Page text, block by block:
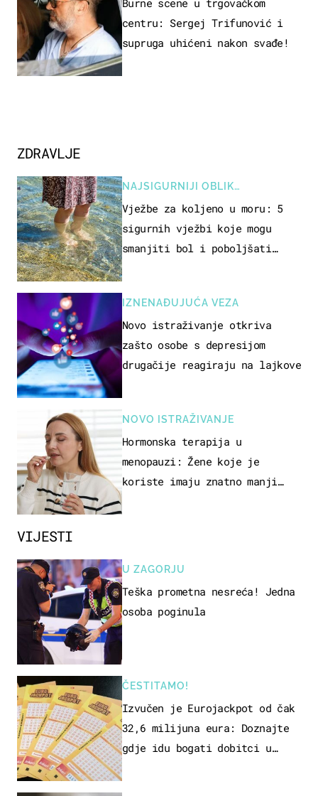
VIJESTI
U ZAGORJU
Teška prometna nesreća! Jedna
osoba poginula
ČESTITAMO!
Izvučen je Eurojackpot od čak
32,6 milijuna eura: Doznajte
gdje idu bogati dobitci u
centru: Sergej Trifunović i
supruga uhićeni nakon svađe!
ZDRAVLJE
NAJSIGURNIJI OBLIK
REKREACIJE
Vježbe za koljeno u moru: 5
sigurnih vježbi koje mogu
smanjiti bol i poboljšati
IZNENAĐUJUĆA VEZA
Novo istraživanje otkriva
zašto osobe s depresijom
drugačije reagiraju na lajkove
NOVO ISTRAŽIVANJE
Hormonska terapija u
menopauzi: Žene koje je
koriste imaju znatno manji